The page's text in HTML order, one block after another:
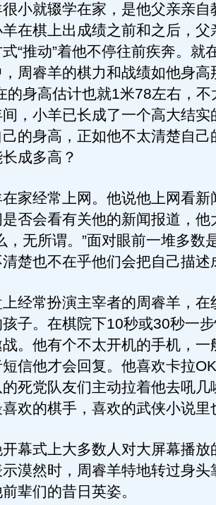
就辍学在家，是他父亲亲自
在棋上出成绩之前和之后，父
“推动”着他不停往前疾奔。就
周睿羊的棋力和战绩如他身高
的身高估计也就1米78左右，不
，小羊已长成了一个高大结实
己的身高，正如他不太清楚自
成多高？
经常上网。他说他上网看新
否会看有关他的新闻报道，他
，无所谓。”面对眼前一堆多数
楚也不在乎他们会把自己描述
常扮演主宰者的周睿羊，在
子。在棋院下10秒或30秒一
。他有个不太开机的手机，一
信他才会回复。他喜欢卡拉
死党队友们主动拉着他去吼几
欢的棋手，喜欢的武侠小说里
式上大多数人对大屏幕播放
漠然时，周睿羊特地转过身头
辈们的昔日英姿。